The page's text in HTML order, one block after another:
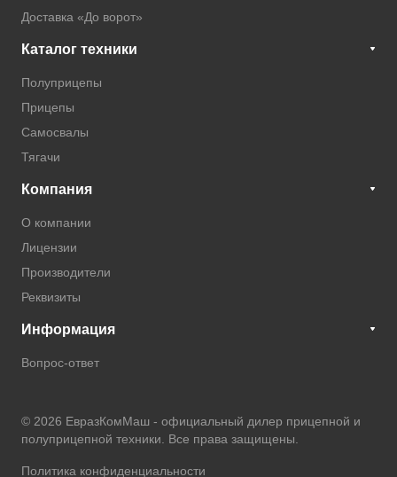
Доставка «До ворот»
Каталог техники
Полуприцепы
Прицепы
Самосвалы
Тягачи
Компания
О компании
Лицензии
Производители
Реквизиты
Информация
Вопрос-ответ
© 2026 ЕвразКомМаш - официальный дилер прицепной и
полуприцепной техники . Все права защищены.
Политика конфиденциальности